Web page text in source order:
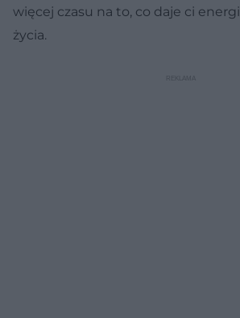
więcej czasu na to, co daje ci
życia.